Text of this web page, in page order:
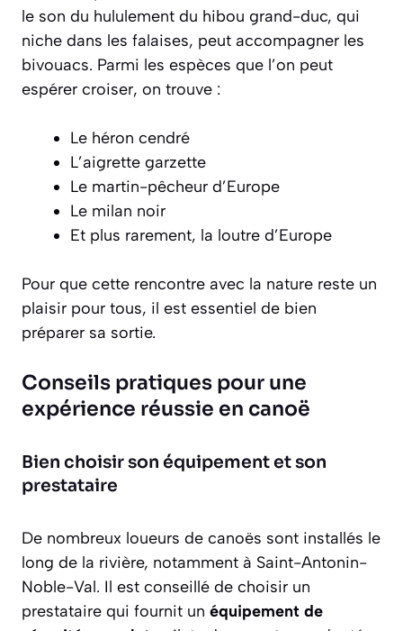
le son du hululement du hibou grand-duc, qui
niche dans les falaises, peut accompagner les
bivouacs. Parmi les espèces que l’on peut
espérer croiser, on trouve :
Le héron cendré
L’aigrette garzette
Le martin-pêcheur d’Europe
Le milan noir
Et plus rarement, la loutre d’Europe
Pour que cette rencontre avec la nature reste un
plaisir pour tous, il est essentiel de bien
préparer sa sortie.
Conseils pratiques pour une
expérience réussie en canoë
Bien choisir son équipement et son
prestataire
De nombreux loueurs de canoës sont installés le
long de la rivière, notamment à Saint-Antonin-
Noble-Val. Il est conseillé de choisir un
prestataire qui fournit un équipement de